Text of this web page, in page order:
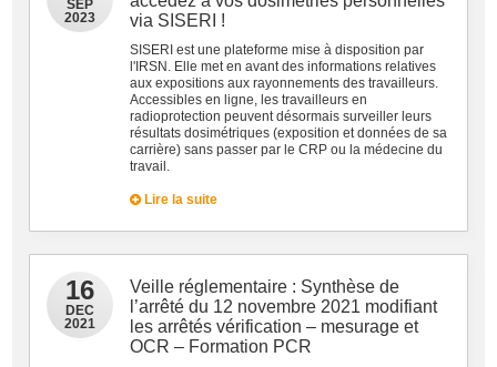
SEP
2023
via SISERI !
SISERI est une plateforme mise à disposition par
l'IRSN. Elle met en avant des informations relatives
aux expositions aux rayonnements des travailleurs.
Accessibles en ligne, les travailleurs en
radioprotection peuvent désormais surveiller leurs
résultats dosimétriques (exposition et données de sa
carrière) sans passer par le CRP ou la médecine du
travail.
Lire la suite
16
DEC
2021
Veille réglementaire : Synthèse de
l’arrêté du 12 novembre 2021 modifiant
les arrêtés vérification – mesurage et
OCR – Formation PCR